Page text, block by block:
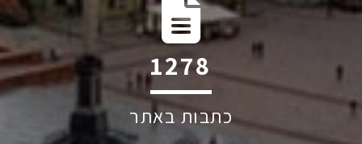
1830
כתבות באתר